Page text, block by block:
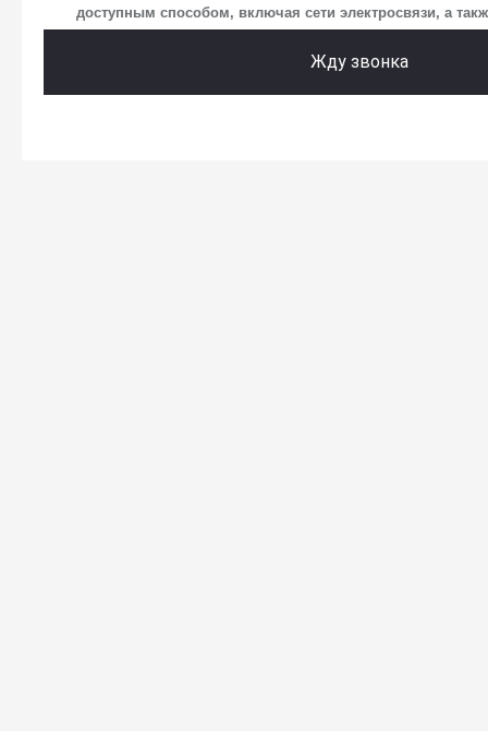
4. Я даю согласие на передачу моих персональных данных
размещен на сайте в разделе «Юридическая информация».
5. Данное Согласие действует до момента достижения цели
доступным способом, включая сети электросвязи, а
Жду звонка